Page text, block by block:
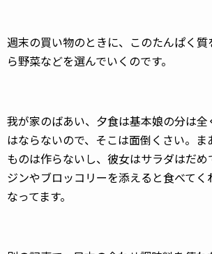
週末の買い物のときに、このたんぱく
ら野菜などを選んでいくのです。
我が家のばあい、夕食は基本娘の分は全
はならないので、そこは面倒くさい。ま
ものは作らないし、彼女はサラダはだ
ジンやブロッコリーを添えると食べて
なってます。